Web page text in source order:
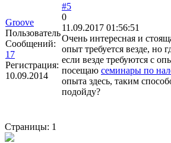
Groove
Пользователь
Сообщений:
17
Регистрация:
10.09.2014
#5
0
11.09.2017 01:56:51
Очень интересная и
опыт требуется везде, но
если везде требуются с
посещаю семинары по
опыта здесь, таким
подойду?
Страницы: 1